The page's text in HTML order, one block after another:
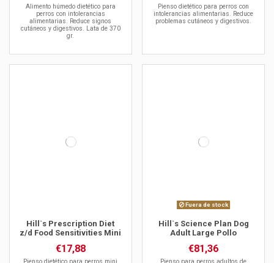
Alimento húmedo dietético para
perros con intolerancias
alimentarias. Reduce signos
cutáneos y digestivos. Lata de 370
gr.
Pienso dietético para perros con
intolerancias alimentarias. Reduce
problemas cutáneos y digestivos.
Hill`s Prescription Diet
z/d Food Sensitivities Mini
€17,88
Fuera de stock
Hill`s Science Plan Dog
Adult Large Pollo
€81,36